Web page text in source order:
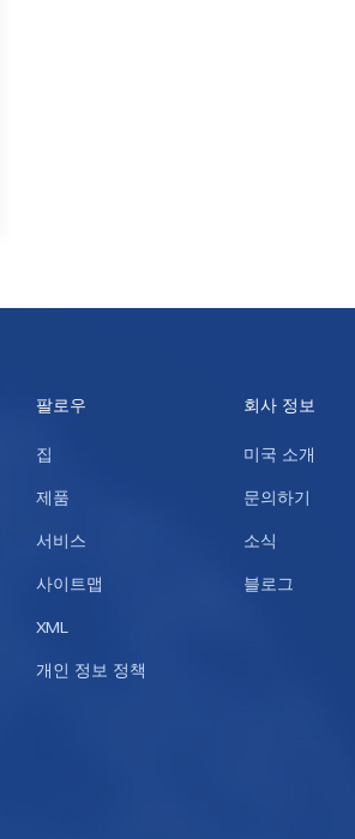
팔로우
집
제품
서비스
사이트맵
XML
개인 정보 정책
회사 정보
미국 소개
문의하기
소식
블로그